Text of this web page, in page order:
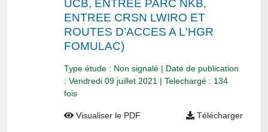
UCB, ENTREE PARC NKB,
ENTREE CRSN LWIRO ET
ROUTES D’ACCES A L'HGR
FOMULAC)
Type étude : Non signalé | Date de publication
: Vendredi 09 juillet 2021 | Telechargé : 134
fois
Visualiser le PDF Télécharger